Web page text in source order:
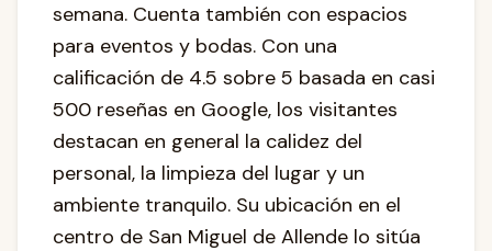
semana. Cuenta también con espacios
para eventos y bodas. Con una
calificación de 4.5 sobre 5 basada en casi
500 reseñas en Google, los visitantes
destacan en general la calidez del
personal, la limpieza del lugar y un
ambiente tranquilo. Su ubicación en el
centro de San Miguel de Allende lo sitúa